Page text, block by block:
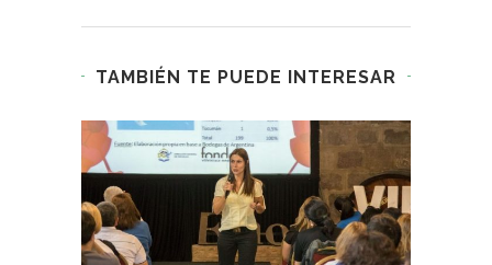
TAMBIÉN TE PUEDE INTERESAR